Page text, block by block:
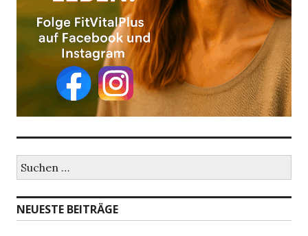
h
e
n
NEUESTE BEITRÄGE